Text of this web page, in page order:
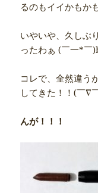
るのもイイかもか
いやいや、久しぶ
ったわぁ (￣一*￣
コレで、全然違う
してきた！！(￣∇
んが！！！